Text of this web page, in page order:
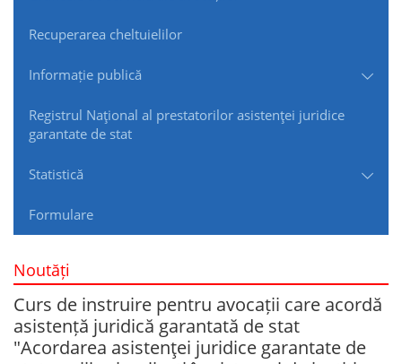
Recuperarea cheltuielilor
Informație publică
Registrul Naţional al prestatorilor asistenţei juridice
garantate de stat
Statistică
Formulare
Noutăți
Curs de instruire pentru avocații care acordă
asistență juridică garantată de stat
"Acordarea asistenţei juridice garantate de